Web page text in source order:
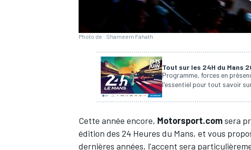
Photo de : Shameem Fahath
Tout sur les 24H du Mans
Programme, forces en
l'essentiel pour tout savoir
Cette année encore, Motorsport.comsera
édition des 24 Heures du Mans, et vous
dernières années, l'accent sera